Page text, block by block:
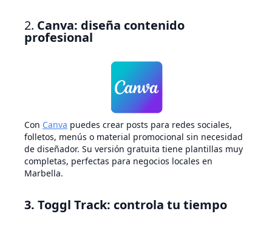
2. Canva: diseña contenido
profesional
Con Canva puedes crear posts para redes sociales,
folletos, menús o material promocional sin necesidad
de diseñador. Su versión gratuita tiene plantillas muy
completas, perfectas para negocios locales en
Marbella.
3. Toggl Track: controla tu tiempo